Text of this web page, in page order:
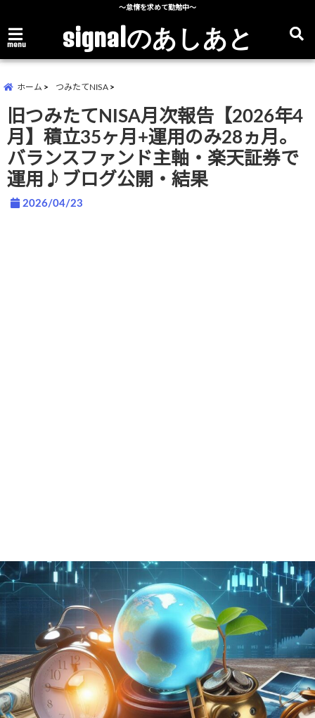
～怠惰を求めて勤勉中～
menu signalのあしあと
ホーム つみたてNISA
旧つみたてNISA月次報告【2026年4
月】積立35ヶ月+運用のみ28ヵ月。
バランスファンド主軸・楽天証券で
運用♪ブログ公開・結果
2026/04/23